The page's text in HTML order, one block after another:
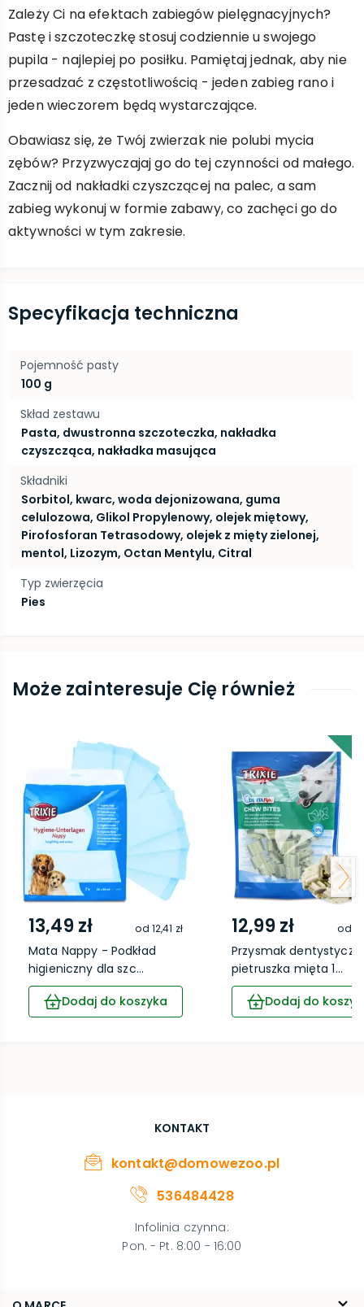
Zależy Ci na efektach zabiegów pielęgnacyjnych?
Pastę i szczoteczkę stosuj codziennie u swojego
pupila - najlepiej po posiłku. Pamiętaj jednak, aby nie
przesadzać z częstotliwością - jeden zabieg rano i
jeden wieczorem będą wystarczające.
Obawiasz się, że Twój zwierzak nie polubi mycia
zębów? Przyzwyczajaj go do tej czynności od małego.
Zacznij od nakładki czyszczącej na palec, a sam
zabieg wykonuj w formie zabawy, co zachęci go do
aktywności w tym zakresie.
Specyfikacja techniczna
Pojemność pasty
100 g
Skład zestawu
Pasta, dwustronna szczoteczka, nakładka
czyszcząca, nakładka masująca
Składniki
Sorbitol, kwarc, woda dejonizowana, guma
celulozowa, Glikol Propylenowy, olejek miętowy,
Pirofosforan Tetrasodowy, olejek z mięty zielonej,
mentol, Lizozym, Octan Mentylu, Citral
Typ zwierzęcia
Pies
Może zainteresuje Cię również
13,49 zł od 12,41 zł
Mata Nappy - Podkład
higieniczny dla szc...
Dodaj do koszyka
12,99 zł od
Przysmak
pietruszka mięta 1...
Dodaj do
KONTAKT
kontakt@domowezoo.pl
536484428
Infolinia czynna:
Pon. - Pt. 8:00 - 16:00